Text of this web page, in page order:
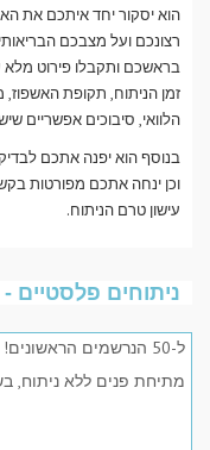
הוא יסקור יחד איתכם את
רצונכם ועל מצבכם
בראשכם ותקבלו פירוט מלא
זמן הניתוח, תקופת האשפוז,
הלוואי, סיבוכים אפשריים
בנוסף הוא יפנה אתכם
וכן ינחה אתכם מפורטות
עישון טרם הניתוח.
ניתוחים פלסטיים
ל-50 הנרשמים הראשונים!
מתיחת פנים ללא ניתוח,